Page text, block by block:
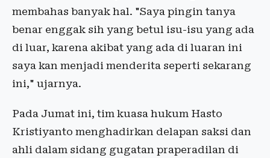
membahas banyak hal. "Saya pingin tanya
benar enggak sih yang betul isu-isu yang ada
di luar, karena akibat yang ada di luaran ini
saya kan menjadi menderita seperti sekarang
ini," ujarnya.
Pada Jumat ini, tim kuasa hukum Hasto
Kristiyanto menghadirkan delapan saksi dan
ahli dalam sidang gugatan praperadilan di